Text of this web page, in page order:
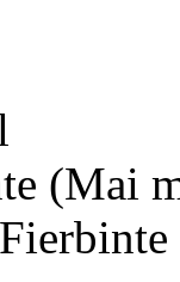
(Mai